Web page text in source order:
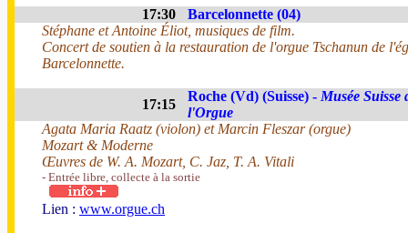
17:30
Barcelonnette (04)
Stéphane et Antoine Éliot, musiques de film.
Concert de soutien à la restauration de l'orgue Tschanun de
Barcelonnette.
17:15
Roche (Vd) (Suisse) - Musée Suisse
l'Orgue
Agata Maria Raatz (violon) et Marcin Fleszar (orgue)
Mozart & Moderne
Œuvres de W. A. Mozart, C. Jaz, T. A. Vitali
- Entrée libre, collecte à la sortie
Lien : www.orgue.ch